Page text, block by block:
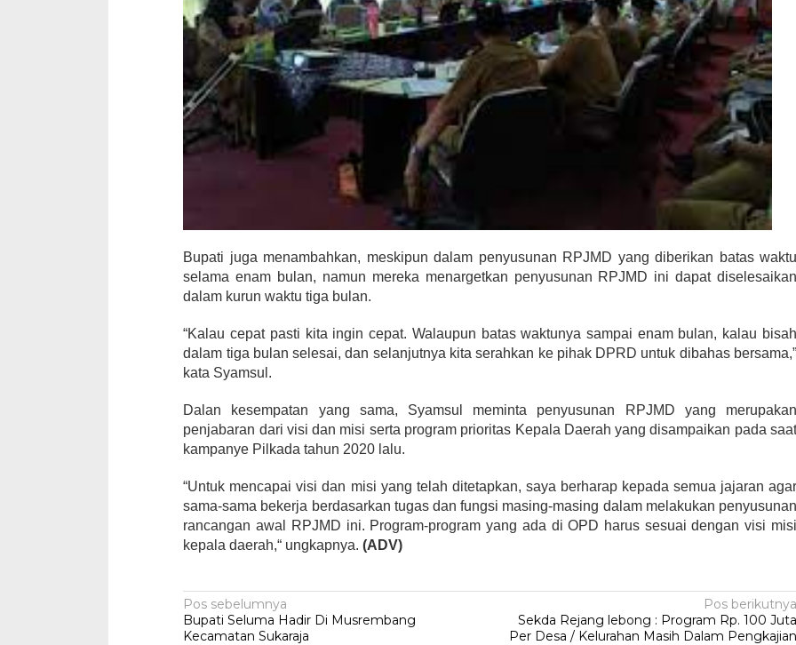
Bupati juga menambahkan, meskipun dalam penyusunan RPJMD yang diberikan batas waktu
selama enam bulan, namun mereka menargetkan penyusunan RPJMD ini dapat diselesaikan
dalam kurun waktu tiga bulan.
“Kalau cepat pasti kita ingin cepat. Walaupun batas waktunya sampai enam bulan, kalau bisah
dalam tiga bulan selesai, dan selanjutnya kita serahkan ke pihak DPRD untuk dibahas bersama,”
kata Syamsul.
Dalan kesempatan yang sama, Syamsul meminta penyusunan RPJMD yang merupakan
penjabaran dari visi dan misi serta program prioritas Kepala Daerah yang disampaikan pada saat
kampanye Pilkada tahun 2020 lalu.
“Untuk mencapai visi dan misi yang telah ditetapkan, saya berharap kepada semua jajaran agar
sama-sama bekerja berdasarkan tugas dan fungsi masing-masing dalam melakukan penyusunan
rancangan awal RPJMD ini. Program-program yang ada di OPD harus sesuai dengan visi misi
kepala daerah,“ ungkapnya.(ADV)
Navigasi
pos
Pos sebelumnya
Bupati Seluma Hadir Di Musrembang
Kecamatan Sukaraja
Pos berikutnya
Sekda Rejang lebong : Program Rp. 100 Juta
Per Desa / Kelurahan Masih Dalam Pengkajian